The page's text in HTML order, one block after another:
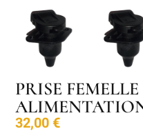
PRISE
32,00€